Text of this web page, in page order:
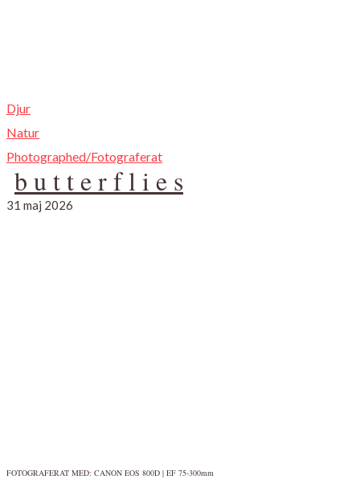
Djur
Natur
Photographed/Fotograferat
b u t t e r f l i e s
31 maj 2026
FOTOGRAFERAT MED: CANON EOS 800D | EF 75-300mm